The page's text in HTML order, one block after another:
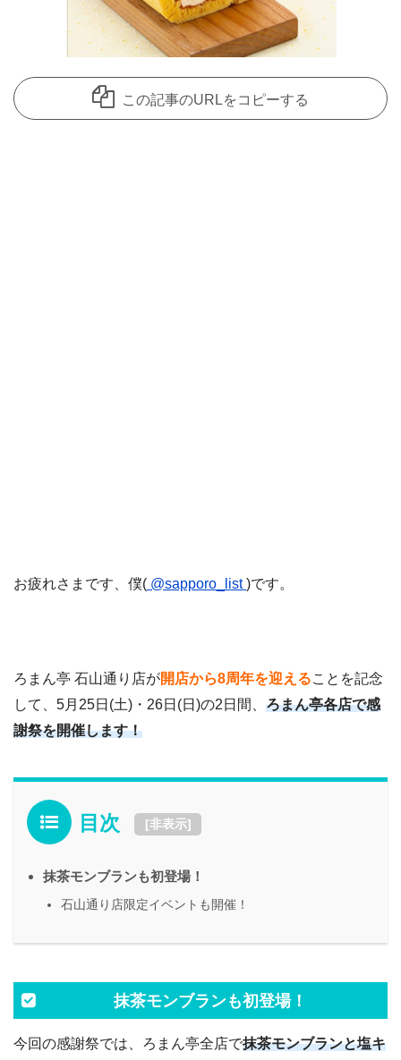
この記事のURLをコピーする
お疲れさまです、僕( @sapporo_list)です。
ろまん亭 石山通り店が開店から8周年を迎えることを記念
して、5月25日(土)・26日(日)の2日間、 ろまん亭各店で感
謝祭を開催します！
目次 [非表示]
抹茶モンブランも初登場！
石山通り店限定イベントも開催！
抹茶モンブランも初登場！
今回の感謝祭では、ろまん亭全店で抹茶モンブランと塩キ